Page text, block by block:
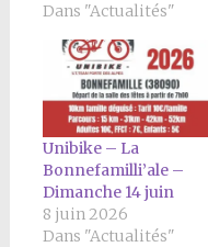
Dans "Actualités"
Unibike – La
Bonnefamilli’ale –
Dimanche 14 juin
8 juin 2026
Dans "Actualités"